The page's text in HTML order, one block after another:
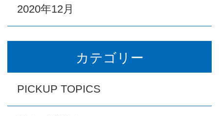
2020年12月
カテゴリー
PICKUP TOPICS